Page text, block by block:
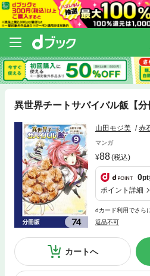
異世界チートサバイバル飯【
山田モジ美 赤
マンガ
88(税込)
0pt
ポイント詳細
dカード利用でさら
返品不可
カートへ